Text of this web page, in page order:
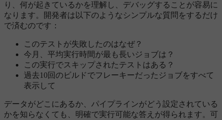
り、何が起きているかを理解し、デバッグすることが容易に
なります。開発者は以下のようなシンプルな質問をするだけ
で済むのです：
このテストが失敗したのはなぜ？
今月、平均実行時間が最も長いジョブは？
この実行でスキップされたテストはある？
過去10回のビルドでフレーキーだったジョブをすべて
表示して
データがどこにあるか、パイプラインがどう設定されている
かを知らなくても、明確で実行可能な答えが得られます。可